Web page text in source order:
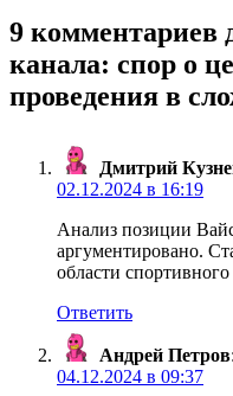
9 комментариев
канала: спор о
проведения в
Дмитрий
02.12.2024 в 16:19
Анализ позиции
аргументировано.
области
Ответить
Андрей Петров:
04.12.2024 в 09:37